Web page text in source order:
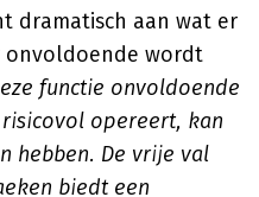
dramatisch aan wat er
onvoldoende wordt
functie onvoldoende
opereert, kan
hebben. De vrije val
biedt een